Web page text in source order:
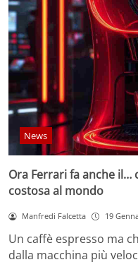
News
Ora Ferrari fa anche il…
costosa al mondo
Manfredi Falcetta 19
Un caffè espresso ma
dalla macchina più